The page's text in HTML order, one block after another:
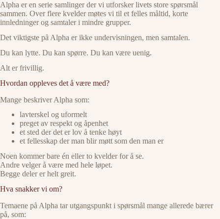
Alpha er en serie samlinger der vi utforsker livets store spørsmål
sammen. Over flere kvelder møtes vi til et felles måltid, korte
innledninger og samtaler i mindre grupper.
Det viktigste på Alpha er ikke undervisningen, men samtalen.
Du kan lytte. Du kan spørre. Du kan være uenig.
Alt er frivillig.
Hvordan oppleves det å være med?
Mange beskriver Alpha som:
lavterskel og uformelt
preget av respekt og åpenhet
et sted der det er lov å tenke høyt
et fellesskap der man blir møtt som den man er
Noen kommer bare én eller to kvelder for å se.
Andre velger å være med hele løpet.
Begge deler er helt greit.
Hva snakker vi om?
Temaene på Alpha tar utgangspunkt i spørsmål mange allerede bærer
på, som: